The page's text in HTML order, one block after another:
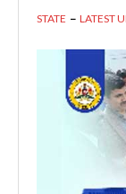
STATE LATEST